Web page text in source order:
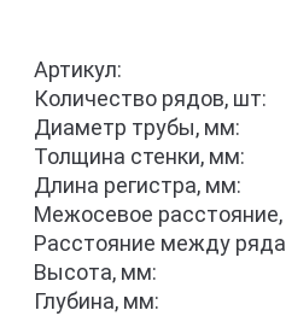
Артикул:
Количество рядов, шт:
Диаметр трубы, мм:
Толщина стенки, мм:
Длина регистра, мм:
Межосевое
Расстояние между
Высота, мм:
Глубина, мм: